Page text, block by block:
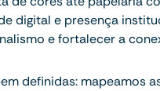
digital e presença
e fortalecer a
definidas: mapeamos